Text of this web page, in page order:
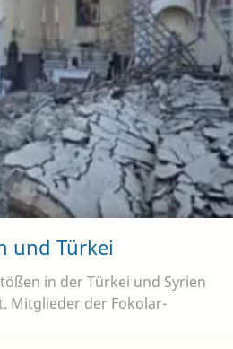
und Türkei
in der Türkei und Syrien
Mitglieder der Fokolar-